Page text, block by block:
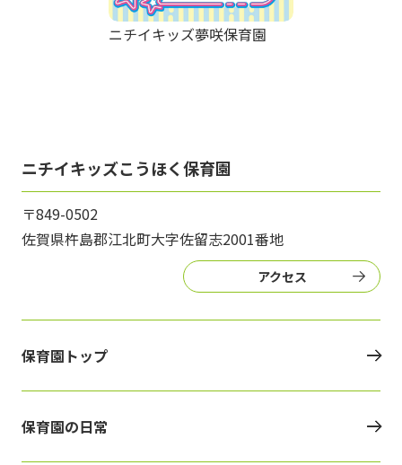
ニチイキッズ夢咲保育園
ニチイキッズこうほく保育園
〒849-0502
佐賀県杵島郡江北町大字佐留志2001番地
アクセス
保育園トップ
保育園の日常